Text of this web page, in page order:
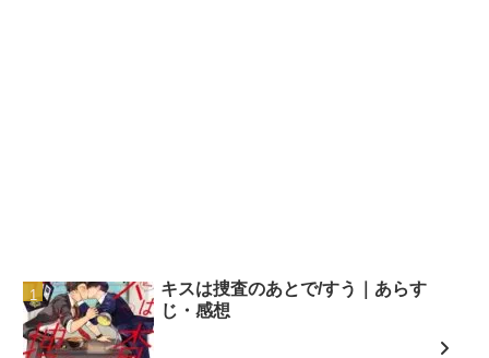
キスは捜査のあとで/すう｜あらす
じ・感想